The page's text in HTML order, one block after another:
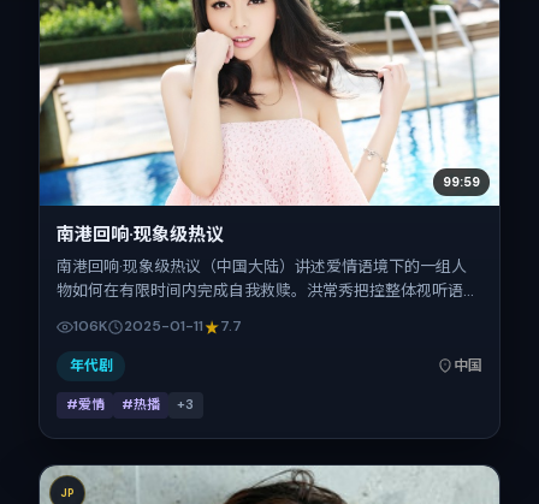
99:59
南港回响·现象级热议
南港回响·现象级热议（中国大陆）讲述爱情语境下的一组人
物如何在有限时间内完成自我救赎。洪常秀把控整体视听语
演层次丰富。影片定于 2025-01-11 起陆续登陆院线与网络平
台，春节档前后公映，片长112分钟。
106K 2025-01-11 7.7
年代剧 中国
#爱情 #热播 +3
JP